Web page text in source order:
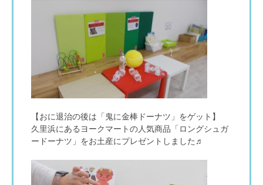
【おに退治の後は「鬼に金棒ドーナツ」をゲット 】
久里浜にあるヨークマートの人気商品「ロングシュガ
ードーナツ」をお土産にプレゼントしました♬